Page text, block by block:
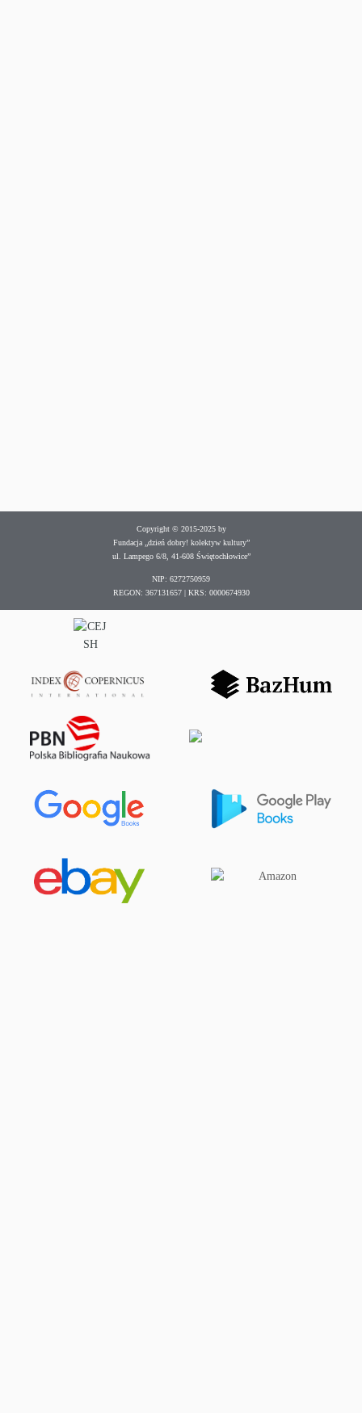
Copyright © 2015-2025 by
Fundacja „dzień dobry! kolektyw kultury”
ul. Lampego 6/8, 41-608 Świętochłowice”
NIP: 6272750959
REGON: 367131657 | KRS: 0000674930